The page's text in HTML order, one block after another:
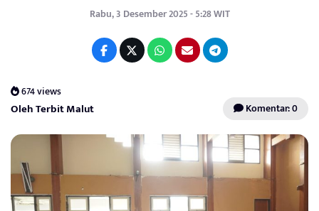
Rabu, 3 Desember 2025 - 5:28 WIT
674 views
Oleh Terbit Malut Komentar: 0